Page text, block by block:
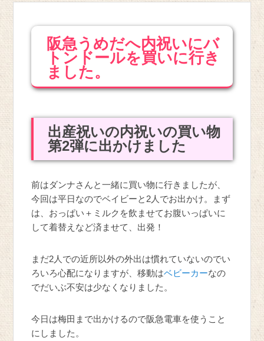
阪急うめだへ内祝いにバ
トンドールを買いに行き
ました。
出産祝いの内祝いの買い物
第2弾に出かけました
前はダンナさんと一緒に買い物に行きましたが、
今回は平日なのでベイビーと2人でお出かけ。まず
は、おっぱい＋ミルクを飲ませてお腹いっぱいに
して着替えなど済ませて、出発！
まだ2人での近所以外の外出は慣れていないのでい
ろいろ心配になりますが、移動はベビーカーなの
でだいぶ不安は少なくなりました。
今日は梅田まで出かけるので阪急電車を使うこと
にしました。